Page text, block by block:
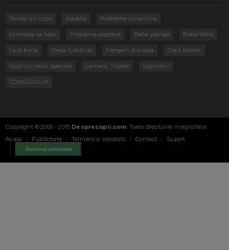
Doresc un copil Adoptia Probleme cu sarcina
Urmeaza sa nasc Probleme alaptare Bebe plange Bebe febra
Caut bona Cresa, Gradinta Mergem la scoala Copil bolnav
Copii cu nevoi speciale Gemeni, Tripleti Legislativ
CONCURSURI
Copyright © 2000 - 2015 Desprecopii.com. Toate drepturile inregistrate.
Acasa
Publicitate Termeni si condistii Contact Suport
Gestionați preferințele